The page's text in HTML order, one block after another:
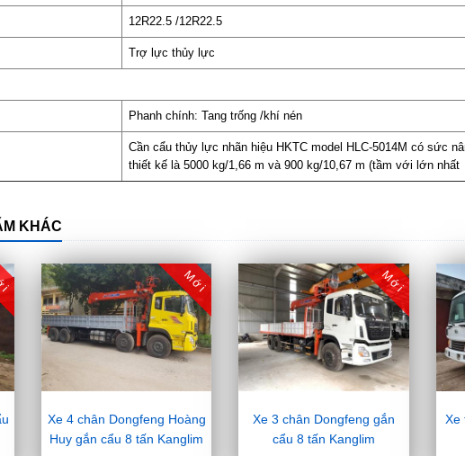
12R22.5 /12R22.5
Trợ lực thủy lực
Phanh chính: Tang trống /khí nén
Cần cẩu thủy lực nhãn hiệu HKTC model HLC-5014M có sức
thiết kế là 5000 kg/1,66 m và 900 kg/10,67 m (tầm với lớn nhất
KHÁC
Mới
Xe 4 chân Dongfeng Hoàng
Huy gắn cẩu 8 tấn Kanglim
Mới
Xe 3 chân Dongfeng gắn
cẩu 8 tấn Kanglim
Xe